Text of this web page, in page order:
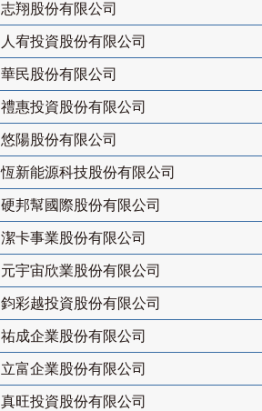
志翔股份有限公司
人宥投資股份有限公司
華民股份有限公司
禮惠投資股份有限公司
悠陽股份有限公司
恆新能源科技股份有限公司
硬邦幫國際股份有限公司
潔卡事業股份有限公司
元宇宙欣業股份有限公司
鈞彩越投資股份有限公司
祐成企業股份有限公司
立富企業股份有限公司
真旺投資股份有限公司